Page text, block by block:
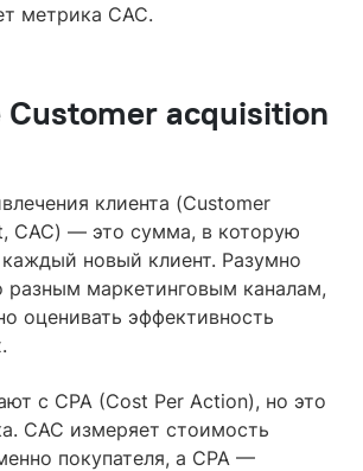
метрика CAC.
Customer acquisition
клиента (Customer
CAC) — это сумма, в которую
новый клиент. Разумно
разным маркетинговым каналам,
оценивать эффективность
с CPA (Cost Per Action), но это
CAC измеряет стоимость
покупателя, а CPA —